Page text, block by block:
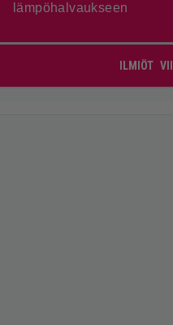
lämpöhalvaukseen
ILMIÖT